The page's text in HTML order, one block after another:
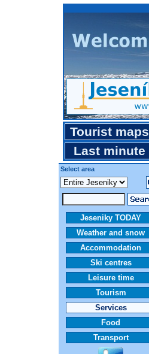
Tourist maps
Last minute
Select area
Jeseniky TODAY
Weather and snow
Accommodation
Ski centres
Leisure time
Tourism
Services
Food
Transport